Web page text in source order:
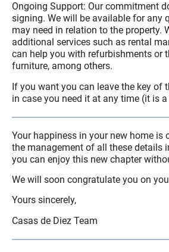
Ongoing Support: Our commitment
signing. We will be available for any
may need in relation to the property.
additional services such as rental
can help you with refurbishments or
furniture, among others.
If you want you can leave the key of
in case you need it at any time (it is
Your happiness in your new home is
the management of all these details
you can enjoy this new chapter
We will soon congratulate you on
Yours sincerely,
Casas de Diez Team